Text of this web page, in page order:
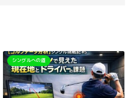
シングルへの道